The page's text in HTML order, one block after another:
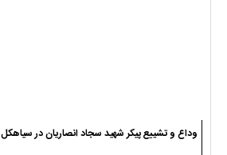
وداع و تشییع پیکر شهید سجاد انصاریان در سیاهکل